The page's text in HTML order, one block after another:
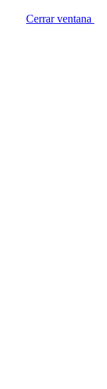
Cerrar ventana